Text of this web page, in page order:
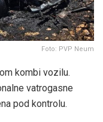
Foto: PVP Neum
kombi vozilu.
vatrogasne
pod kontrolu.